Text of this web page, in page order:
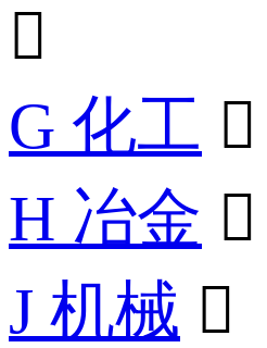

G 化工 
H 冶金 
J 机械 